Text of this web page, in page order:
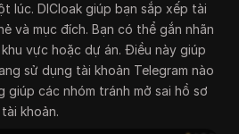
lúc. DICloak giúp bạn sắp xếp tài
và mục đích. Bạn có thể gắn nhãn
vực hoặc dự án. Điều này giúp
sử dụng tài khoản Telegram nào
giúp các nhóm tránh mở sai hồ sơ
khoản.